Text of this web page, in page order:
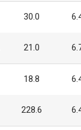
30.0
21.0
18.8
228.6